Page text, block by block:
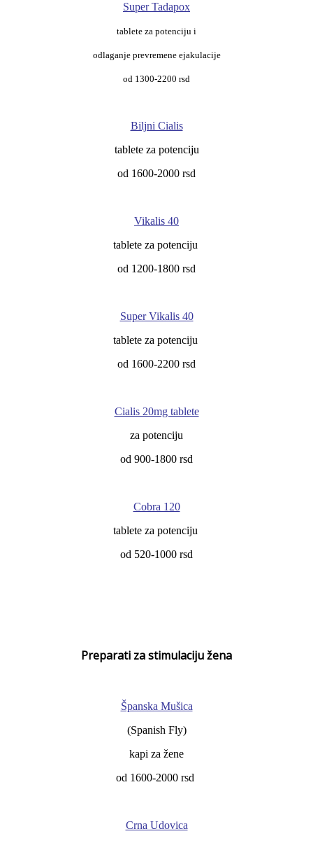
Super Tadapox
tablete za potenciju i
odlaganje prevremene ejakulacije
od 1300-2200 rsd
Biljni Cialis
tablete za potenciju
od 1600-2000 rsd
Vikalis 40
tablete za potenciju
od 1200-1800 rsd
Super Vikalis 40
tablete za potenciju
od 1600-2200 rsd
Cialis 20mg tablete
za potenciju
od 900-1800 rsd
Cobra 120
tablete za potenciju
od 520-1000 rsd
Preparati za stimulaciju žena
Španska Mušica
(Spanish Fly)
kapi za žene
od 1600-2000 rsd
Crna Udovica